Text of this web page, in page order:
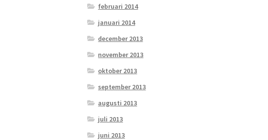
februari 2014
januari 2014
december 2013
november 2013
oktober 2013
september 2013
augusti 2013
juli 2013
juni 2013